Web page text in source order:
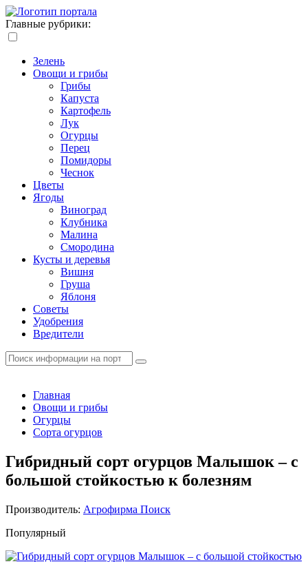
Главные рубрики:
Зелень
Овощи и грибы
Грибы
Капуста
Картофель
Лук
Огурцы
Перец
Помидоры
Чеснок
Цветы
Ягоды
Виноград
Клубника
Малина
Смородина
Кусты и деревья
Вишня
Груша
Яблоня
Советы
Удобрения
Вредители
Главная
Овощи и грибы
Огурцы
Сорта огурцов
Гибридный сорт огурцов Малышок – с
большой стойкостью к болезням
Производитель: Агрофирма Поиск
Популярный